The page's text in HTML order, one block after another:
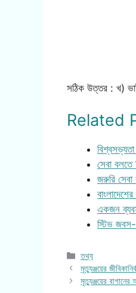
সঠিক উত্তর : খ)
Related
সেবা
জরুরি
একজন
স্টিভ জবস-
Categories
তথ্য
মৃত্যুঞ্জয়ের
মৃত্যুঞ্জয়ের